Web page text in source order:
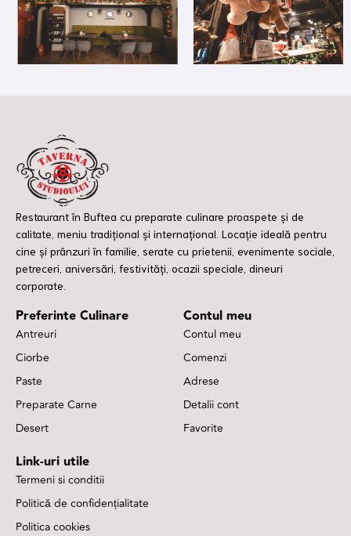
Restaurant în Buftea cu preparate culinare proaspete și de
calitate, meniu tradițional și internațional. Locație ideală pentru
cine și prânzuri în familie, serate cu prietenii, evenimente sociale,
petreceri, aniversări, festivități, ocazii speciale, dineuri
corporate.
Preferinte Culinare
Antreuri
Ciorbe
Paste
Preparate Carne
Desert
Contul meu
Contul meu
Comenzi
Adrese
Detalii cont
Favorite
Link-uri utile
Termeni si conditii
Politică de confidențialitate
Politica cookies